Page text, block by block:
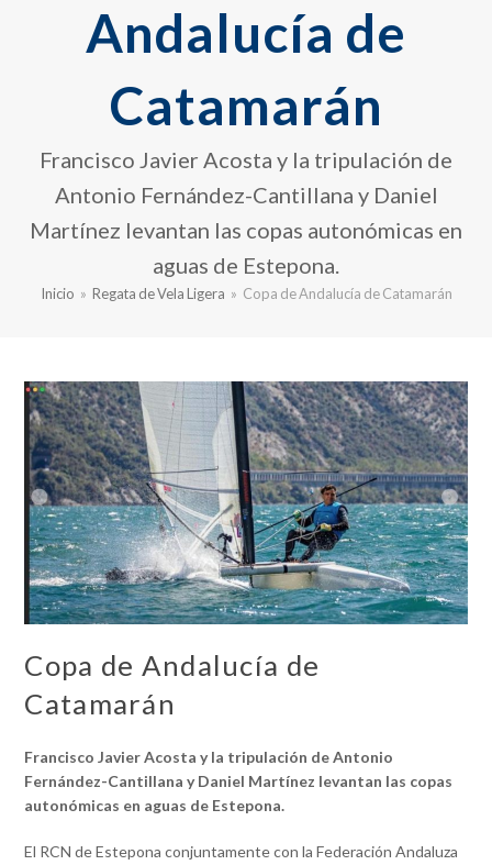
Andalucía de
Catamarán
Francisco Javier Acosta y la tripulación de
Antonio Fernández-Cantillana y Daniel
Martínez levantan las copas autonómicas en
aguas de Estepona.
Inicio » Regata de Vela Ligera » Copa de Andalucía de Catamarán
Copa de Andalucía de
Catamarán
Francisco Javier Acosta y la tripulación de Antonio
Fernández-Cantillana y Daniel Martínez levantan las copas
autonómicas en aguas de Estepona.
El RCN de Estepona conjuntamente con la Federación Andaluza